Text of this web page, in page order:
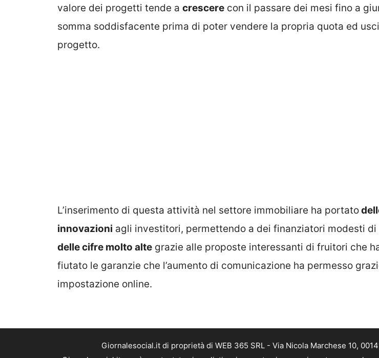
valore dei progetti tende a crescere con il passare dei mesi fino a
somma soddisfacente prima di poter vendere la propria quota ed
progetto.
L’inserimento di questa attività nel settore immobiliare ha portato
innovazioni agli investitori, permettendo a dei finanziatori modesti di
delle cifre molto alte grazie alle proposte interessanti di fruitori che
fiutato le garanzie che l’aumento di comunicazione ha permesso
impostazione online.
Giornalesocial.it di proprietà di WEB 365 SRL - Via Nicola Marchese 10,